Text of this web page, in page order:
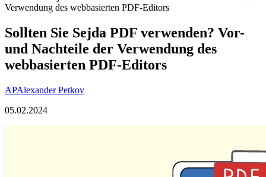
Verwendung des webbasierten PDF-Editors
Sollten Sie Sejda PDF verwenden? Vor-
und Nachteile der Verwendung des
webbasierten PDF-Editors
APAlexander Petkov
05.02.2024